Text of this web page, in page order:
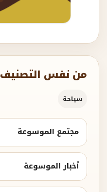
من نفس التصنيف
سياحة
مجتمع الموسوعة
أخبار الموسوعة